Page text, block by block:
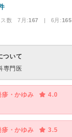
ス数 7月:167 | 6月:165
ついて
専門医
疹・かゆみ
4.0
疹・かゆみ
3.5